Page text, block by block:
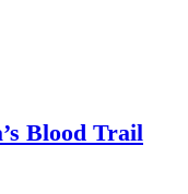
Blood Trail